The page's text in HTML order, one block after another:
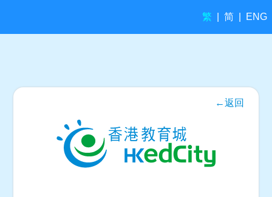
繁 简 ENG
←返回